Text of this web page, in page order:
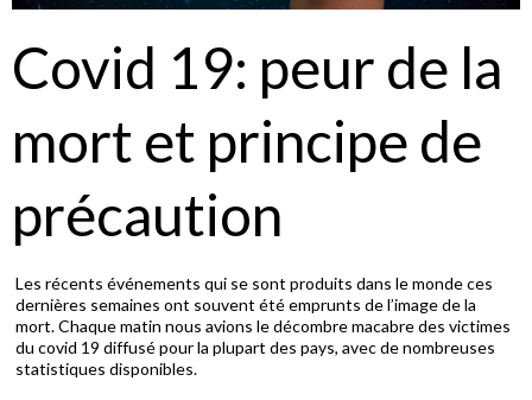
Covid 19: peur de la
mort et principe de
précaution
Les récents événements qui se sont produits dans le monde ces
dernières semaines ont souvent été emprunts de l’image de la
mort. Chaque matin nous avions le décombre macabre des victimes
du covid 19 diffusé pour la plupart des pays, avec de nombreuses
statistiques disponibles.